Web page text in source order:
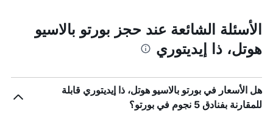
الأسئلة الشائعة عند حجز بورتو بالاسيو
هوتل، ذا إيديتوري
هل الأسعار في بورتو بالاسيو هوتل، ذا إيديتوري قابلة
للمقارنة بفنادق 5 نجوم في بورتو؟